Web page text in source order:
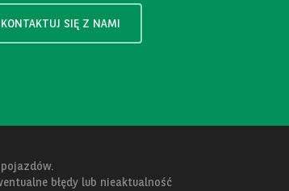
SIĘ Z NAMI
błędy lub nieaktualność